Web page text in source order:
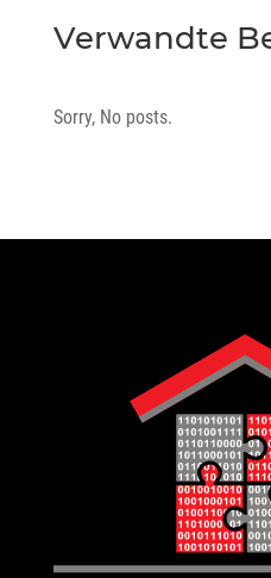
Verwandte
Sorry, No posts.